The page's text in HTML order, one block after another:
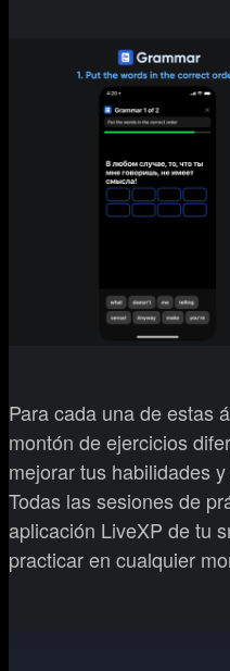
Para cada una de estas
montón de ejercicios
mejorar tus habilidades
Todas las sesiones de
aplicación LiveXP de tu
practicar en cualquier